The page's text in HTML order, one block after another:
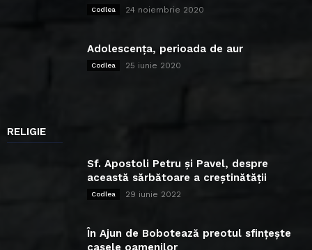
Codlea 24 noiembrie 2020
Adolescența, perioada de aur
Codlea 25 iunie 2020
RELIGIE
Sf. Apostoli Petru și Pavel, despre
această sărbătoare a creștinătății
Codlea 29 iunie 2022
În Ajun de Bobotează preotul sfințește
casele oamenilor